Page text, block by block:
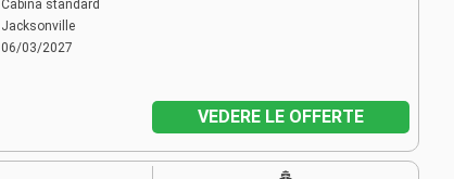
Cabina standard
Jacksonville
06/03/2027
VEDERE LE OFFERTE